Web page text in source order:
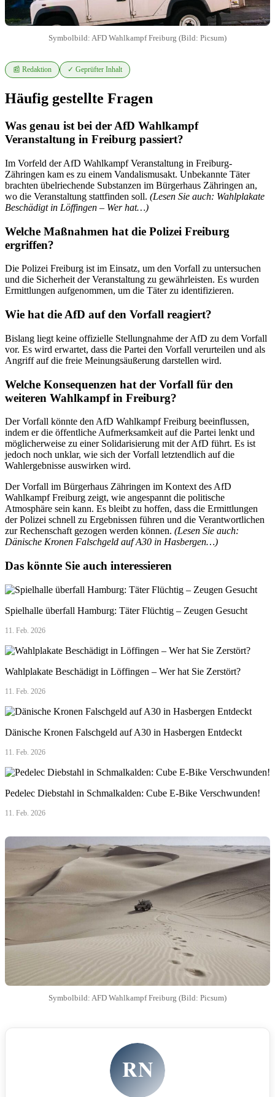
Symbolbild: AFD Wahlkampf Freiburg (Bild: Picsum)
📰 Redaktion ✓ Geprüfter Inhalt
Häufig gestellte Fragen
Was genau ist bei der AfD Wahlkampf
Veranstaltung in Freiburg passiert?
Im Vorfeld der AfD Wahlkampf Veranstaltung in Freiburg-
Zähringen kam es zu einem Vandalismusakt. Unbekannte Täter
brachten übelriechende Substanzen im Bürgerhaus Zähringen an,
wo die Veranstaltung stattfinden soll. (Lesen Sie auch: Wahlplakate
Beschädigt in Löffingen – Wer hat…)
Welche Maßnahmen hat die Polizei Freiburg
ergriffen?
Die Polizei Freiburg ist im Einsatz, um den Vorfall zu untersuchen
und die Sicherheit der Veranstaltung zu gewährleisten. Es wurden
Ermittlungen aufgenommen, um die Täter zu identifizieren.
Wie hat die AfD auf den Vorfall reagiert?
Bislang liegt keine offizielle Stellungnahme der AfD zu dem Vorfall
vor. Es wird erwartet, dass die Partei den Vorfall verurteilen und als
Angriff auf die freie Meinungsäußerung darstellen wird.
Welche Konsequenzen hat der Vorfall für den
weiteren Wahlkampf in Freiburg?
Der Vorfall könnte den AfD Wahlkampf Freiburg beeinflussen,
indem er die öffentliche Aufmerksamkeit auf die Partei lenkt und
möglicherweise zu einer Solidarisierung mit der AfD führt. Es ist
jedoch noch unklar, wie sich der Vorfall letztendlich auf die
Wahlergebnisse auswirken wird.
Der Vorfall im Bürgerhaus Zähringen im Kontext des AfD
Wahlkampf Freiburg zeigt, wie angespannt die politische
Atmosphäre sein kann. Es bleibt zu hoffen, dass die Ermittlungen
der Polizei schnell zu Ergebnissen führen und die Verantwortlichen
zur Rechenschaft gezogen werden können. (Lesen Sie auch:
Dänische Kronen Falschgeld auf A30 in Hasbergen…)
Das könnte Sie auch interessieren
Spielhalle überfall Hamburg: Täter Flüchtig – Zeugen Gesucht
11. Feb. 2026
Wahlplakate Beschädigt in Löffingen – Wer hat Sie Zerstört?
11. Feb. 2026
Dänische Kronen Falschgeld auf A30 in Hasbergen Entdeckt
11. Feb. 2026
Pedelec Diebstahl in Schmalkalden: Cube E-Bike Verschwunden!
11. Feb. 2026
Symbolbild: AFD Wahlkampf Freiburg (Bild: Picsum)
RN